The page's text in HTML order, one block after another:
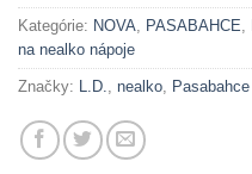
Kategórie: NOVA, PASABAHCE,
na nealko nápoje
Značky: L.D., nealko, Pasabahce